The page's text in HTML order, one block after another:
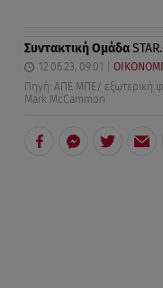
Συντακτική Ομάδα
12.06.23, 09:01
Πηγή: AΠΕ ΜΠΕ/ εξωτερική
Mark McCammon